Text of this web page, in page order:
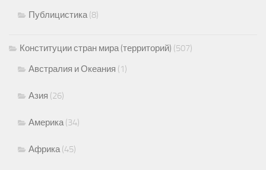
Публицистика(8)
Конституции стран мира (территорий) (507)
Австралия и Океания (1)
Азия (26)
Америка(34)
Африка(45)